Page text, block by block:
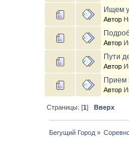
Ищем
Автор
Автор
Пути
Автор
Прием
Автор
Страницы: [1] Вверх
Бегущий Город»